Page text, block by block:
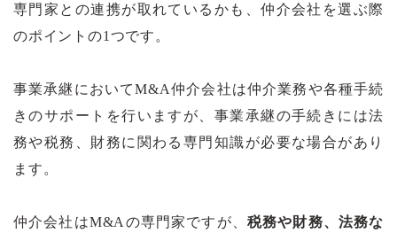
専門家との連携が取れているかも、仲介会社を選ぶ際
のポイントの1つです。
事業承継においてM&A仲介会社は仲介業務や各種手続
きのサポートを行いますが、事業承継の手続きには法
務や税務、財務に関わる専門知識が必要な場合があり
ます。
仲介会社はM&Aの専門家ですが、 税務や財務、法務な